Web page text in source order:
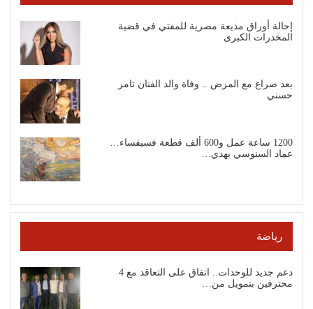
إحالة أوراق مذيعة مصرية للمفتي في قضية
المخدرات الكبرى
بعد صراع مع المرض .. وفاة والد الفنان تامر
حسني
1200 ساعة عمل و600 ألف قطعة فسيفساء…
عماد السنوسي يهدي…
رياضة
دعم جديد للوحدات.. اتفاق على التعاقد مع 4
محترفين بتمويل من…